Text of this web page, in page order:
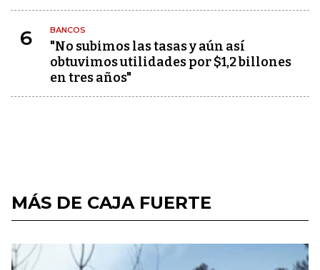
6 BANCOS
"No subimos las tasas y aún así
obtuvimos utilidades por $1,2 billones
en tres años"
MÁS DE CAJA FUERTE